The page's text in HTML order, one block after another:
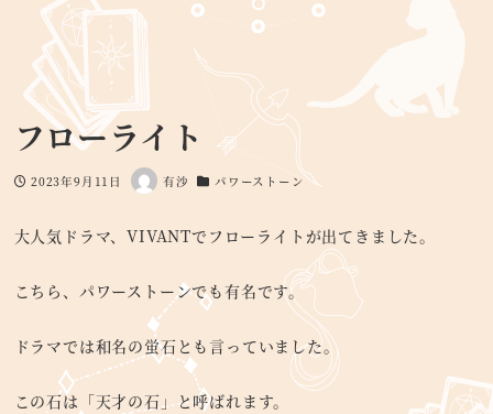
フローライト
投稿日
2023年9月11日
著
有沙
カテゴリー
パワーストーン
大人気ドラマ、VIVANTでフローライトが出てきました。
こちら、パワーストーンでも有名です。
ドラマでは和名の蛍石とも言っていました。
この石は「天才の石」と呼ばれます。